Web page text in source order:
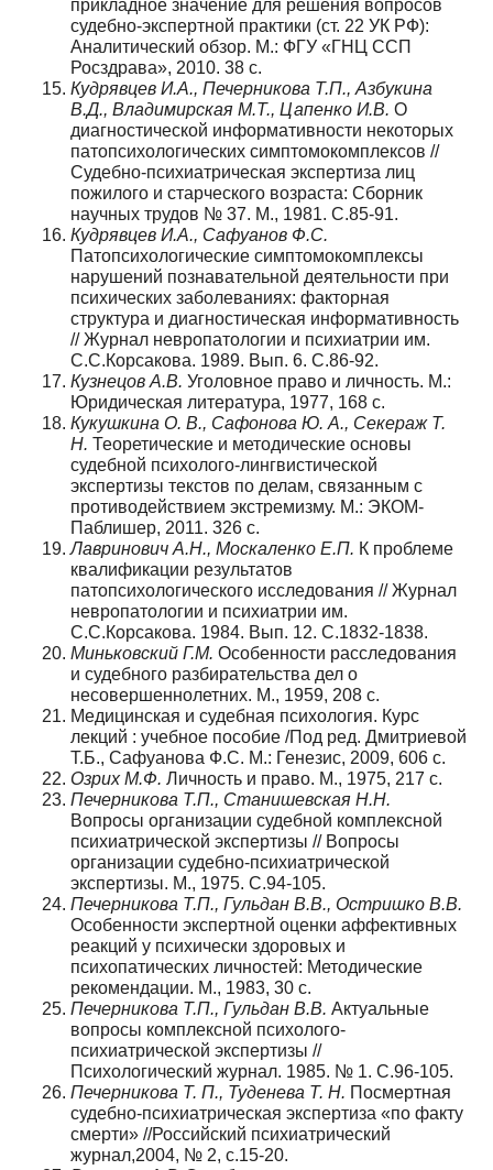
прикладное значение для решения вопросов
судебно-экспертной практики (ст. 22 УК РФ):
Аналитический обзор. М.: ФГУ «ГНЦ ССП
Росздрава», 2010. 38 с.
Кудрявцев И.А., Печерникова Т.П., Азбукина
В.Д., Владимирская М.Т., Цапенко И.В. О
диагностической информативности некоторых
патопсихологических симптомокомплексов //
Судебно-психиатрическая экспертиза лиц
пожилого и старческого возраста: Сборник
научных трудов № 37. М., 1981. С.85-91.
Кудрявцев И.А., Сафуанов Ф.С.
Патопсихологические симптомокомплексы
нарушений познавательной деятельности при
психических заболеваниях: факторная
структура и диагностическая информативность
// Журнал невропатологии и психиатрии им.
С.С.Корсакова. 1989. Вып. 6. С.86-92.
Кузнецов А.В. Уголовное право и личность. М.:
Юридическая литература, 1977, 168 с.
Кукушкина О. В., Сафонова Ю. А., Секераж Т.
Н. Теоретические и методические основы
судебной психолого-лингвистической
экспертизы текстов по делам, связанным с
противодействием экстремизму. М.: ЭКОМ-
Паблишер, 2011. 326 с.
Лавринович А.Н., Москаленко Е.П. К проблеме
квалификации результатов
патопсихологического исследования // Журнал
невропатологии и психиатрии им.
С.С.Корсакова. 1984. Вып. 12. С.1832-1838.
Миньковский Г.М. Особенности расследования
и судебного разбирательства дел о
несовершеннолетних. М., 1959, 208 с.
Медицинская и судебная психология. Курс
лекций : учебное пособие /Под ред. Дмитриевой
Т.Б., Сафуанова Ф.С. М.: Генезис, 2009, 606 с.
Озрих М.Ф. Личность и право. М., 1975, 217 с.
Печерникова Т.П., Станишевская Н.Н.
Вопросы организации судебной комплексной
психиатрической экспертизы // Вопросы
организации судебно-психиатрической
экспертизы. М., 1975. С.94-105.
Печерникова Т.П., Гульдан В.В., Остришко В.В.
Особенности экспертной оценки аффективных
реакций у психически здоровых и
психопатических личностей: Методические
рекомендации. М., 1983, 30 с.
Печерникова Т.П., Гульдан В.В. Актуальные
вопросы комплексной психолого-
психиатрической экспертизы //
Психологический журнал. 1985. № 1. С.96-105.
Печерникова Т. П., Туденева Т. Н. Посмертная
судебно-психиатрическая экспертиза «по факту
смерти» //Российский психиатрический
журнал,2004, № 2, с.15-20.